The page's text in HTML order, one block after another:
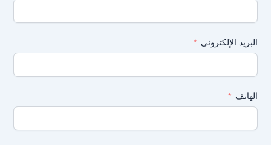
البريد الإلكتروني
الهاتف